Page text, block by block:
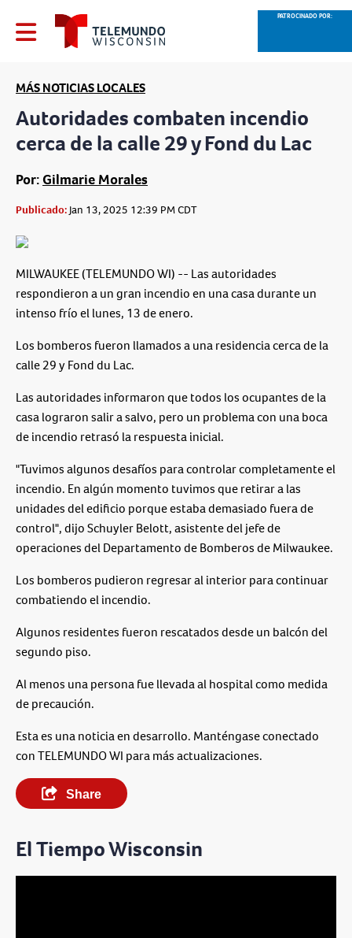
PATROCINADO POR:
MÁS NOTICIAS LOCALES
Autoridades combaten incendio
cerca de la calle 29 y Fond du Lac
Por: Gilmarie Morales
Publicado:Jan 13, 2025 12:39 PM CDT
MILWAUKEE (TELEMUNDO WI) -- Las autoridades
respondieron a un gran incendio en una casa durante un
intenso frío el lunes, 13 de enero.
Los bomberos fueron llamados a una residencia cerca de la
calle 29 y Fond du Lac.
Las autoridades informaron que todos los ocupantes de la
casa lograron salir a salvo, pero un problema con una boca
de incendio retrasó la respuesta inicial.
"Tuvimos algunos desafíos para controlar completamente el
incendio. En algún momento tuvimos que retirar a las
unidades del edificio porque estaba demasiado fuera de
control", dijo Schuyler Belott, asistente del jefe de
operaciones del Departamento de Bomberos de Milwaukee.
Los bomberos pudieron regresar al interior para continuar
combatiendo el incendio.
Algunos residentes fueron rescatados desde un balcón del
segundo piso.
Al menos una persona fue llevada al hospital como medida
de precaución.
Esta es una noticia en desarrollo. Manténgase conectado
con TELEMUNDO WI para más actualizaciones.
Share
El Tiempo Wisconsin